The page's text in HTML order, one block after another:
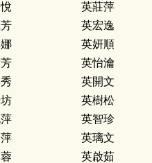
英莊萍
英宏逸
英妍順
英怡瀹
英開文
英樹松
英智珍
英璃文
英啟茹